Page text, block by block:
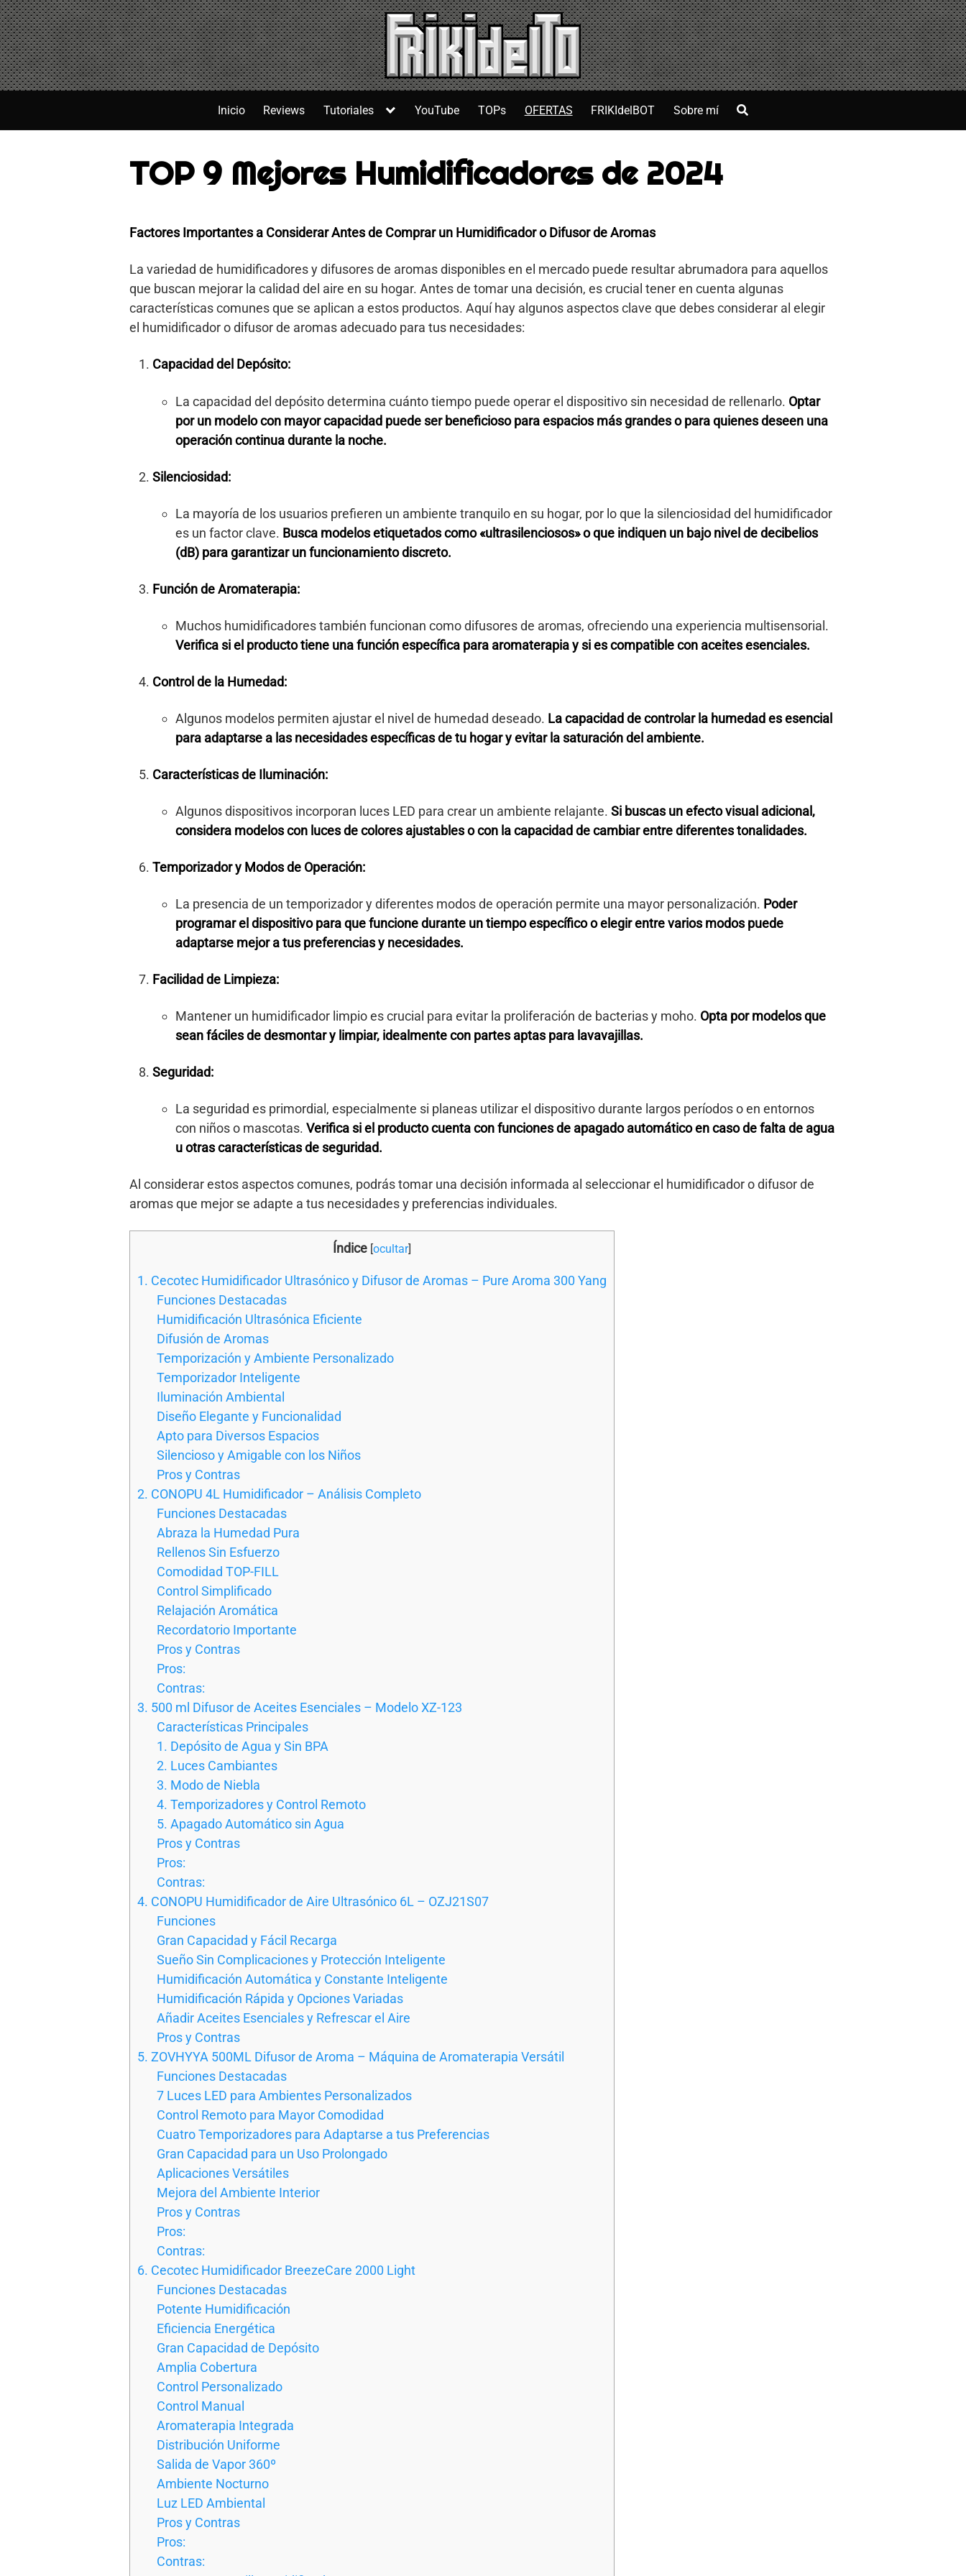
Saltar
al
contenido
Inicio Reviews Tutoriales YouTube TOPs OFERTAS FRIKIdelBOT Sobre mí
TOP 9 Mejores Humidificadores de 2024
Factores Importantes a Considerar Antes de Comprar un Humidificador o Difusor de Aromas
La variedad de humidificadores y difusores de aromas disponibles en el mercado puede resultar abrumadora para aquellos
que buscan mejorar la calidad del aire en su hogar. Antes de tomar una decisión, es crucial tener en cuenta algunas
características comunes que se aplican a estos productos. Aquí hay algunos aspectos clave que debes considerar al elegir
el humidificador o difusor de aromas adecuado para tus necesidades:
Capacidad del Depósito:
La capacidad del depósito determina cuánto tiempo puede operar el dispositivo sin necesidad de rellenarlo. Optar
por un modelo con mayor capacidad puede ser beneficioso para espacios más grandes o para quienes deseen una
operación continua durante la noche.
Silenciosidad:
La mayoría de los usuarios prefieren un ambiente tranquilo en su hogar, por lo que la silenciosidad del humidificador
es un factor clave. Busca modelos etiquetados como «ultrasilenciosos» o que indiquen un bajo nivel de decibelios
(dB) para garantizar un funcionamiento discreto.
Función de Aromaterapia:
Muchos humidificadores también funcionan como difusores de aromas, ofreciendo una experiencia multisensorial.
Verifica si el producto tiene una función específica para aromaterapia y si es compatible con aceites esenciales.
Control de la Humedad:
Algunos modelos permiten ajustar el nivel de humedad deseado. La capacidad de controlar la humedad es esencial
para adaptarse a las necesidades específicas de tu hogar y evitar la saturación del ambiente.
Características de Iluminación:
Algunos dispositivos incorporan luces LED para crear un ambiente relajante. Si buscas un efecto visual adicional,
considera modelos con luces de colores ajustables o con la capacidad de cambiar entre diferentes tonalidades.
Temporizador y Modos de Operación:
La presencia de un temporizador y diferentes modos de operación permite una mayor personalización. Poder
programar el dispositivo para que funcione durante un tiempo específico o elegir entre varios modos puede
adaptarse mejor a tus preferencias y necesidades.
Facilidad de Limpieza:
Mantener un humidificador limpio es crucial para evitar la proliferación de bacterias y moho. Opta por modelos que
sean fáciles de desmontar y limpiar, idealmente con partes aptas para lavavajillas.
Seguridad:
La seguridad es primordial, especialmente si planeas utilizar el dispositivo durante largos períodos o en entornos
con niños o mascotas. Verifica si el producto cuenta con funciones de apagado automático en caso de falta de agua
u otras características de seguridad.
Al considerar estos aspectos comunes, podrás tomar una decisión informada al seleccionar el humidificador o difusor de
aromas que mejor se adapte a tus necesidades y preferencias individuales.
Índice [ocultar]
1. Cecotec Humidificador Ultrasónico y Difusor de Aromas – Pure Aroma 300 Yang
Funciones Destacadas
Humidificación Ultrasónica Eficiente
Difusión de Aromas
Temporización y Ambiente Personalizado
Temporizador Inteligente
Iluminación Ambiental
Diseño Elegante y Funcionalidad
Apto para Diversos Espacios
Silencioso y Amigable con los Niños
Pros y Contras
2. CONOPU 4L Humidificador – Análisis Completo
Funciones Destacadas
Abraza la Humedad Pura
Rellenos Sin Esfuerzo
Comodidad TOP-FILL
Control Simplificado
Relajación Aromática
Recordatorio Importante
Pros y Contras
Pros:
Contras:
3. 500 ml Difusor de Aceites Esenciales – Modelo XZ-123
Características Principales
1. Depósito de Agua y Sin BPA
2. Luces Cambiantes
3. Modo de Niebla
4. Temporizadores y Control Remoto
5. Apagado Automático sin Agua
Pros y Contras
Pros:
Contras:
4. CONOPU Humidificador de Aire Ultrasónico 6L – OZJ21S07
Funciones
Gran Capacidad y Fácil Recarga
Sueño Sin Complicaciones y Protección Inteligente
Humidificación Automática y Constante Inteligente
Humidificación Rápida y Opciones Variadas
Añadir Aceites Esenciales y Refrescar el Aire
Pros y Contras
5. ZOVHYYA 500ML Difusor de Aroma – Máquina de Aromaterapia Versátil
Funciones Destacadas
7 Luces LED para Ambientes Personalizados
Control Remoto para Mayor Comodidad
Cuatro Temporizadores para Adaptarse a tus Preferencias
Gran Capacidad para un Uso Prolongado
Aplicaciones Versátiles
Mejora del Ambiente Interior
Pros y Contras
Pros:
Contras:
6. Cecotec Humidificador BreezeCare 2000 Light
Funciones Destacadas
Potente Humidificación
Eficiencia Energética
Gran Capacidad de Depósito
Amplia Cobertura
Control Personalizado
Control Manual
Aromaterapia Integrada
Distribución Uniforme
Salida de Vapor 360º
Ambiente Nocturno
Luz LED Ambiental
Pros y Contras
Pros:
Contras: